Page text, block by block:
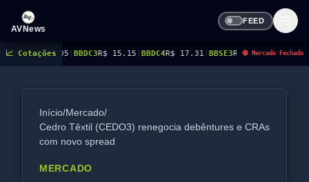
AVNews
FEED
📈 Cotações
|BBDC3R$ 15.15|BBDC4R$ 17.31|BBSE3R$ 38.38|BEES3 R$ 8.78|
🔴 Mercado Fechado
Início/Mercado/
Cedro Têxtil (CEDO3) renegocia debêntures e CRAs
com novo spread
MERCADO